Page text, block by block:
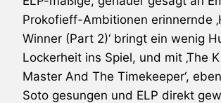
Prokofieff-Ambitionen erinnernde
Winner (Part 2)‘ bringt ein wenig
Lockerheit ins Spiel, und mit ‚The
Master And The Timekeeper‘,
Soto gesungen und ELP direkt